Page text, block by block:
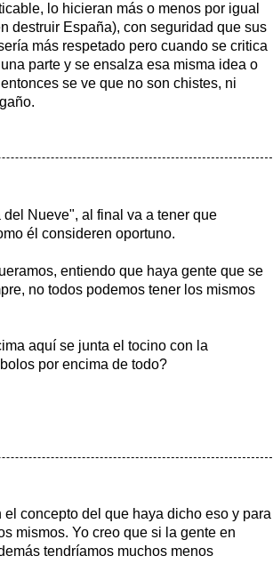
lo hicieran más o menos por igual
destruir España), con seguridad que sus
más respetado pero cuando se critica
parte y se ensalza esa misma idea o
se ve que no son chistes, ni
Nueve", al final va a tener que
él consideren oportuno.
entiendo que haya gente que se
no todos podemos tener los mismos
aquí se junta el tocino con la
por encima de todo?
concepto del que haya dicho eso y para
mismos. Yo creo que si la gente en
tendríamos muchos menos